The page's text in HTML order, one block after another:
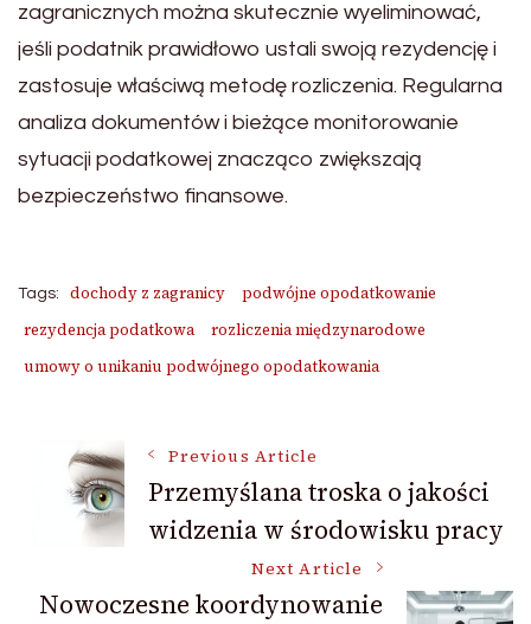
zagranicznych można skutecznie wyeliminować,
jeśli podatnik prawidłowo ustali swoją rezydencję i
zastosuje właściwą metodę rozliczenia. Regularna
analiza dokumentów i bieżące monitorowanie
sytuacji podatkowej znacząco zwiększają
bezpieczeństwo finansowe.
Tags: dochody z zagranicy
podwójne opodatkowanie
rezydencja podatkowa
rozliczenia międzynarodowe
umowy o unikaniu podwójnego opodatkowania
Post
Navigation
Previous Article
Przemyślana troska o jakości
widzenia w środowisku pracy
Next Article
Nowoczesne koordynowanie